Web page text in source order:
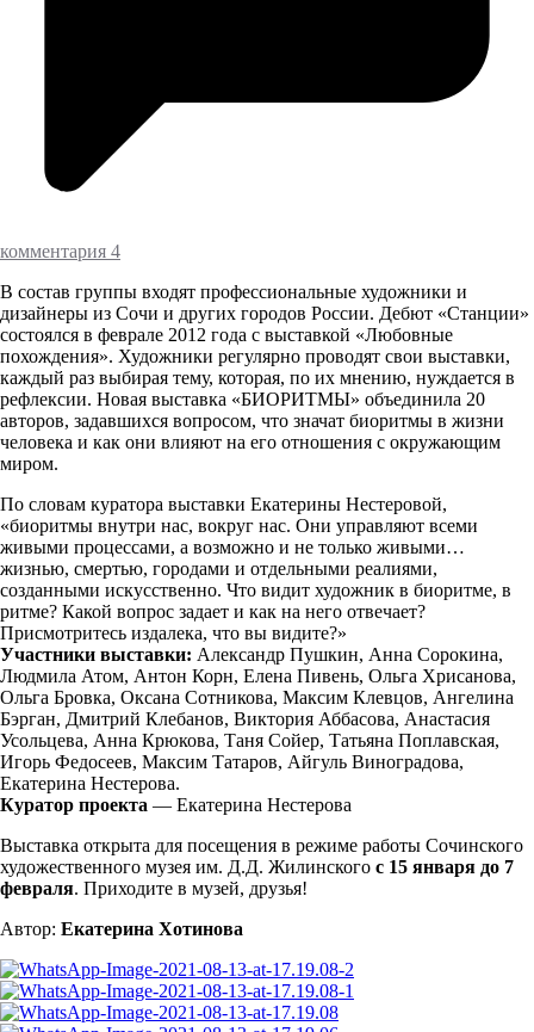
комментария 4
В состав группы входят профессиональные художники и
дизайнеры из Сочи и других городов России. Дебют «Станции»
состоялся в феврале 2012 года с выставкой «Любовные
похождения». Художники регулярно проводят свои выставки,
каждый раз выбирая тему, которая, по их мнению, нуждается в
рефлексии. Новая выставка «БИОРИТМЫ» объединила 20
авторов, задавшихся вопросом, что значат биоритмы в жизни
человека и как они влияют на его отношения с окружающим
миром.
По словам куратора выставки Екатерины Нестеровой,
«биоритмы внутри нас, вокруг нас. Они управляют всеми
живыми процессами, а возможно и не только живыми…
жизнью, смертью, городами и отдельными реалиями,
созданными искусственно. Что видит художник в биоритме, в
ритме? Какой вопрос задает и как на него отвечает?
Присмотритесь издалека, что вы видите?»
Участники выставки: Александр Пушкин, Анна Сорокина,
Людмила Атом, Антон Корн, Елена Пивень, Ольга Хрисанова,
Ольга Бровка, Оксана Сотникова, Максим Клевцов, Ангелина
Бэрган, Дмитрий Клебанов, Виктория Аббасова, Анастасия
Усольцева, Анна Крюкова, Таня Сойер, Татьяна Поплавская,
Игорь Федосеев, Максим Татаров, Айгуль Виноградова,
Екатерина Нестерова.
Куратор проекта — Екатерина Нестерова
Выставка открыта для посещения в режиме работы Сочинского
художественного музея им. Д.Д. Жилинского с 15 января до 7
февраля. Приходите в музей, друзья!
Автор: Екатерина Хотинова